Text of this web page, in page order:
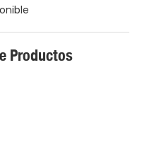
Productos